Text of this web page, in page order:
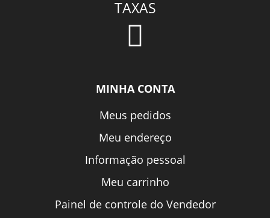
TAXAS
MINHA CONTA
Meus pedidos
Meu endereço
Informação pessoal
Meu carrinho
Painel de controle do Vendedor